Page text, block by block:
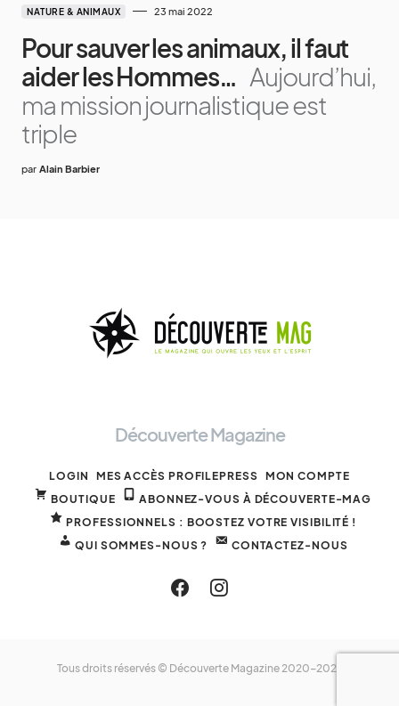
NATURE & ANIMAUX 23 mai 2022
Pour sauver les animaux, il faut
aider les Hommes… Aujourd’hui,
ma mission journalistique est
triple
par Alain Barbier
Découverte Magazine
LOGIN MES ACCÈS PROFILEPRESS MON COMPTE
BOUTIQUE
ABONNEZ-VOUS À DÉCOUVERTE-MAG
PROFESSIONNELS : BOOSTEZ VOTRE VISIBILITÉ !
QUI SOMMES-NOUS ?
CONTACTEZ-NOUS
Tous droits réservés © Découverte Magazine 2020-2025